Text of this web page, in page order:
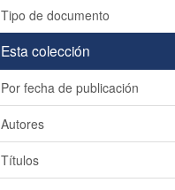
Tipo de documento
Esta colección
Por fecha de publicación
Autores
Títulos